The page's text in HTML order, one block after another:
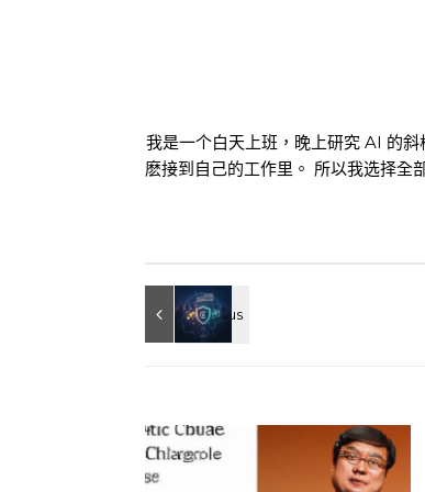
我是一个白天上班，晚上研究 AI 的
麽接到自己的工作里。 所以我选择全